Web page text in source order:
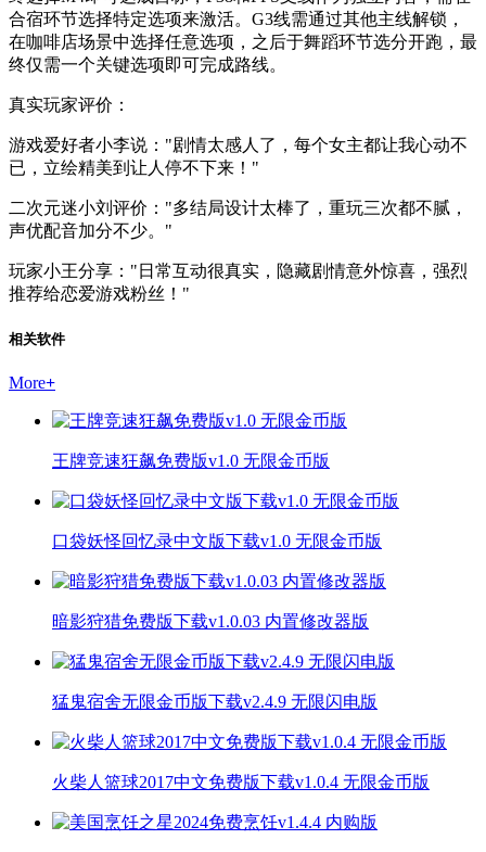
合宿环节选择特定选项来激活。G3线需通过其他主线解锁，
在咖啡店场景中选择任意选项，之后于舞蹈环节选分开跑，最
终仅需一个关键选项即可完成路线。
真实玩家评价：
游戏爱好者小李说："剧情太感人了，每个女主都让我心动不
已，立绘精美到让人停不下来！"
二次元迷小刘评价："多结局设计太棒了，重玩三次都不腻，
声优配音加分不少。"
玩家小王分享："日常互动很真实，隐藏剧情意外惊喜，强烈
推荐给恋爱游戏粉丝！"
相关软件
More+
王牌竞速狂飙免费版v1.0 无限金币版
口袋妖怪回忆录中文版下载v1.0 无限金币版
暗影狩猎免费版下载v1.0.03 内置修改器版
猛鬼宿舍无限金币版下载v2.4.9 无限闪电版
火柴人篮球2017中文免费版下载v1.0.4 无限金币版